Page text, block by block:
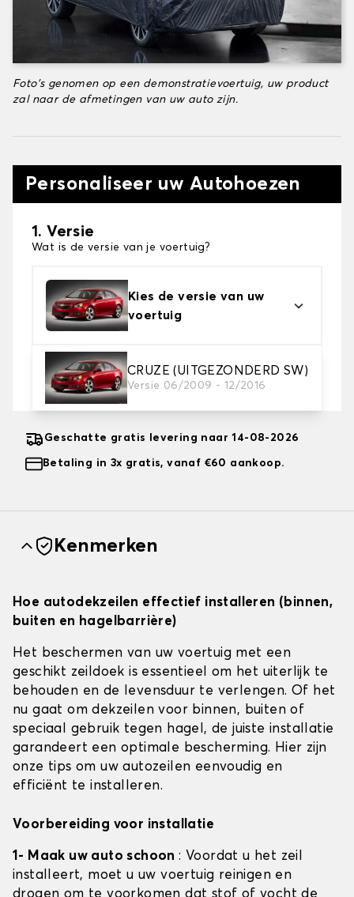
Foto's genomen op een demonstratievoertuig, uw product
zal naar de afmetingen van uw auto zijn.
Personaliseer uw Autohoezen
1. Versie
Wat is de versie van je voertuig?
Kies de versie van uw
voertuig
CRUZE (UITGEZONDERD SW)
Versie 06/2009 - 12/2016
2. Beschermingsniveau
Kies de juiste beschermhoes voor uw behoeftes
Geschatte gratis levering naar 14-08-2026
Betaling in 3x gratis, vanaf €60 aankoop.
Kenmerken
Hoe autodekzeilen effectief installeren (binnen,
buiten en hagelbarrière)
Het beschermen van uw voertuig met een
geschikt zeildoek is essentieel om het uiterlijk te
behouden en de levensduur te verlengen. Of het
nu gaat om dekzeilen voor binnen, buiten of
speciaal gebruik tegen hagel, de juiste installatie
garandeert een optimale bescherming. Hier zijn
onze tips om uw autozeilen eenvoudig en
efficiënt te installeren.
Voorbereiding voor installatie
1- Maak uw auto schoon: Voordat u het zeil
installeert, moet u uw voertuig reinigen en